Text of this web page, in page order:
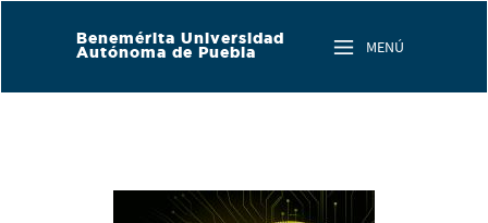
Benemérita Universidad
Autónoma de Puebla
MENÚ